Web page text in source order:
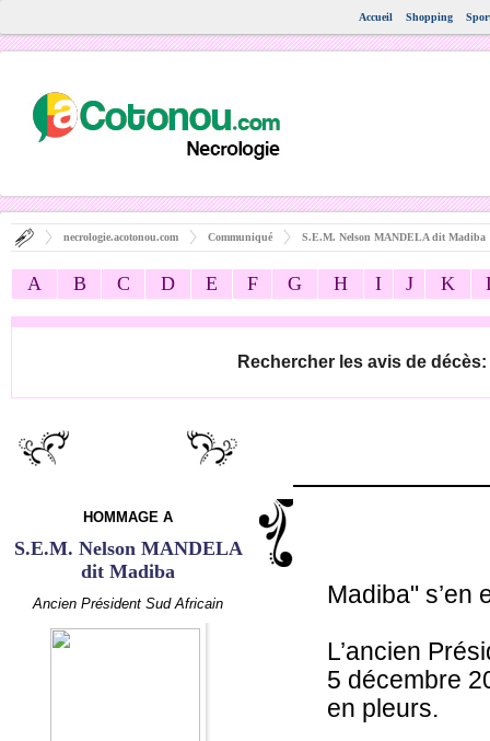
Accueil Shopping
necrologie.acotonou.com Communiqué S.E.M. Nelson MANDELA dit Madiba
A B C D E F G H I J K
Rechercher les avis de décès:
HOMMAGE A
S.E.M. Nelson MANDELA
dit Madiba
Ancien Président Sud Africain Madiba" s’en
L’ancien
5 décembre
en pleurs.